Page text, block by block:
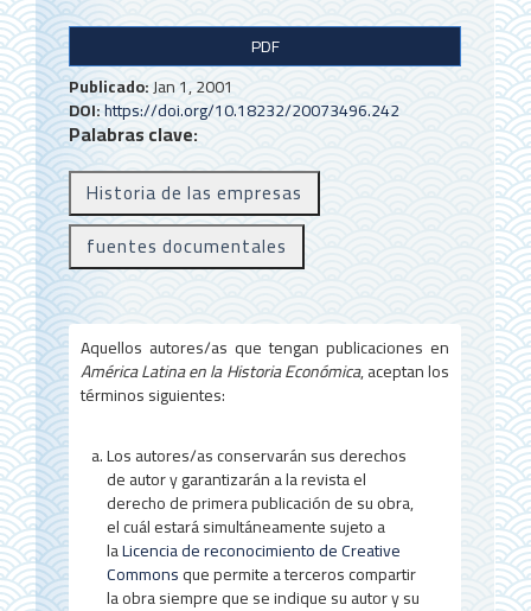
B
a
r
r
a
l
a
t
e
r
a
l
d
e
l
PDF
Publicado:Jan 1, 2001
DOI:https://doi.org/10.18232/20073496.242
Palabras clave:
Historia de las empresas
fuentes documentales
Aquellos autores/as que tengan publicaciones en
América Latina en la Historia Económica, aceptan los
términos siguientes:
Los autores/as conservarán sus derechos
de autor y garantizarán a la revista el
derecho de primera publicación de su obra,
el cuál estará simultáneamente sujeto a
laLicencia de reconocimiento de Creative
Commonsque permite a terceros compartir
la obra siempre que se indique su autor y su